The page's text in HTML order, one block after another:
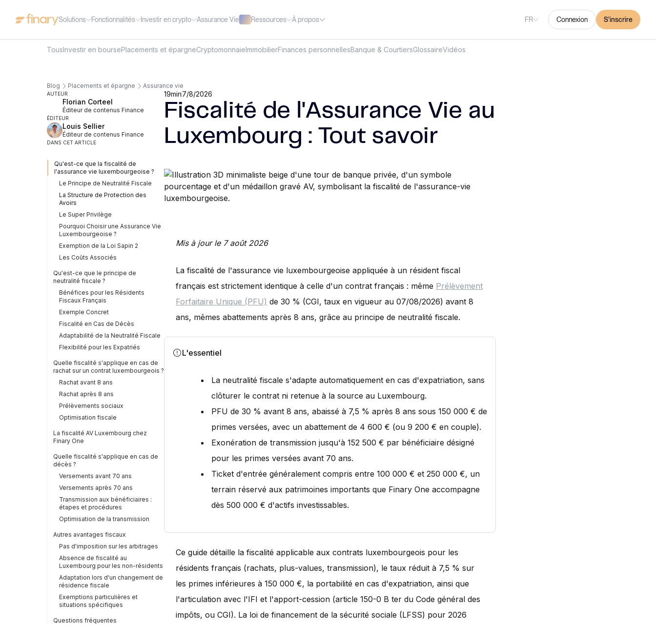
Solutions Fonctionnalités Investir en crypto Assurance Vie Ressources À propos FR Connexion S'inscrire
Blog Placements et épargne Assurance vie
AUTEUR
Florian Corteel
Éditeur de contenus Finance
ÉDITEUR
Louis Sellier
Éditeur de contenus Finance
DANS CET ARTICLE
Qu'est-ce que la fiscalité de
l'assurance vie luxembourgeoise ?
Le Principe de Neutralité Fiscale
La Structure de Protection des
Avoirs
Le Super Privilège
Pourquoi Choisir une Assurance Vie
Luxembourgeoise ?
Exemption de la Loi Sapin 2
Les Coûts Associés
Qu'est-ce que le principe de
neutralité fiscale ?
Bénéfices pour les Résidents
Fiscaux Français
Exemple Concret
Fiscalité en Cas de Décès
Adaptabilité de la Neutralité Fiscale
Flexibilité pour les Expatriés
Quelle fiscalité s'applique en cas de
rachat sur un contrat luxembourgeois ?
Rachat avant 8 ans
Rachat après 8 ans
Prélèvements sociaux
Optimisation fiscale
La fiscalité AV Luxembourg chez
Finary One
Quelle fiscalité s'applique en cas de
décès ?
Versements avant 70 ans
Versements après 70 ans
Transmission aux bénéficiaires :
étapes et procédures
Optimisation de la transmission
Autres avantages fiscaux
Pas d'imposition sur les arbitrages
Absence de fiscalité au
Luxembourg pour les non-résidents
Adaptation lors d'un changement de
résidence fiscale
Exemptions particulières et
situations spécifiques
Questions fréquentes
19min7/8/2026
Fiscalité de l'Assurance Vie au
Luxembourg : Tout savoir
Mis à jour le 7 août 2026
La fiscalité de l'assurance vie luxembourgeoise appliquée à un résident fiscal
français est strictement identique à celle d'un contrat français : même Prélèvement
Forfaitaire Unique (PFU) de 30 % (CGI, taux en vigueur au 07/08/2026) avant 8
ans, mêmes abattements après 8 ans, grâce au principe de neutralité fiscale.
L'essentiel
La neutralité fiscale s'adapte automatiquement en cas d'expatriation, sans
clôturer le contrat ni retenue à la source au Luxembourg.
PFU de 30 % avant 8 ans, abaissé à 7,5 % après 8 ans sous 150 000 € de
primes versées, avec un abattement de 4 600 € (ou 9 200 € en couple).
Exonération de transmission jusqu'à 152 500 € par bénéficiaire désigné
pour les primes versées avant 70 ans.
Ticket d'entrée généralement compris entre 100 000 € et 250 000 €, un
terrain réservé aux patrimoines importants que Finary One accompagne
dès 500 000 € d'actifs investissables.
Ce guide détaille la fiscalité applicable aux contrats luxembourgeois pour les
résidents français (rachats, plus-values, transmission), le taux réduit à 7,5 % sur
les primes inférieures à 150 000 €, la portabilité en cas d'expatriation, ainsi que
l'articulation avec l'IFI et l'apport-cession (article 150-0 B ter du Code général des
impôts, ou CGI). La loi de financement de la sécurité sociale (LFSS) pour 2026
TousInvestir en boursePlacements et épargneCryptomonnaieImmobilierFinances personnellesBanque & CourtiersGlossaireVidéos